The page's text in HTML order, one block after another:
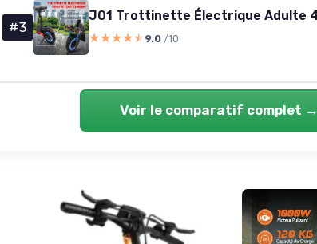
#3
★★★★★
★★★★★ 9.0 /10
Voir le comparatif complet →